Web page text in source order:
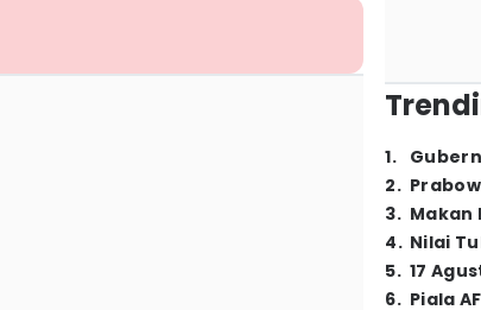
1.
2.
3. Makan
4. Nilai
5. 17
6. Piala